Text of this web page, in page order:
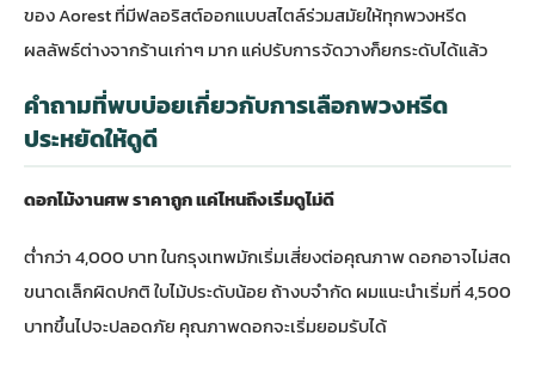
ของ Aorestที่มีฟลอริสต์ออกแบบสไตล์ร่วมสมัยให้ทุกพวงหรีด
ผลลัพธ์ต่างจากร้านเก่าๆ มาก แค่ปรับการจัดวางก็ยกระดับได้แล้ว
คำถามที่พบบ่อยเกี่ยวกับการเลือกพวงหรีด
ประหยัดให้ดูดี
ดอกไม้งานศพ ราคาถูก แค่ไหนถึงเริ่มดูไม่ดี
ต่ำกว่า 4,000 บาท ในกรุงเทพมักเริ่มเสี่ยงต่อคุณภาพ ดอกอาจไม่สด
ขนาดเล็กผิดปกติ ใบไม้ประดับน้อย ถ้างบจำกัด ผมแนะนำเริ่มที่ 4,500
บาทขึ้นไปจะปลอดภัย คุณภาพดอกจะเริ่มยอมรับได้